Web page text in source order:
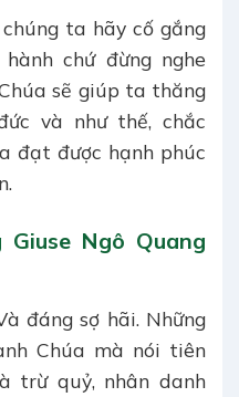
ta hãy cố gắng
chứ đừng nghe
sẽ giúp ta thăng
và như thế, chắc
đạt được hạnh phúc
Ngô Quang
đáng sợ hãi. Những
Chúa mà nói tiên
trừ quỷ, nhân danh